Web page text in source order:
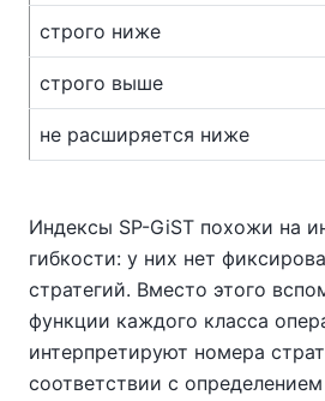
строго ниже
строго выше
не расширяется ниже
Индексы SP-GiST похожи на
гибкости: у них нет
стратегий. Вместо этого
функции каждого класса
интерпретируют номера
соответствии с определением